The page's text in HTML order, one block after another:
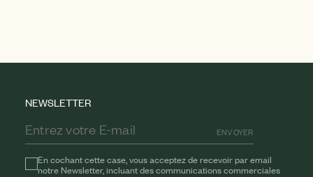
NEWSLETTER
ENVOYER
En cochant cette case, vous acceptez de recevoir par email
notre Newsletter, incluant des communications commerciales